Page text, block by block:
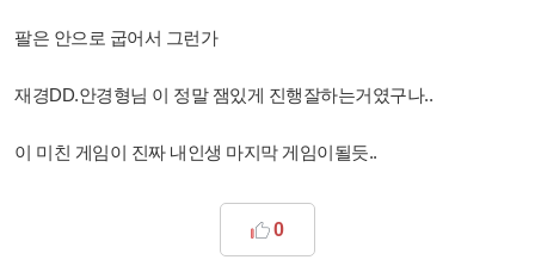
팔은 안으로 굽어서 그런가
재경DD.안경형님 이 정말 잼있게 진행잘하는거였구나..
이 미친 게임이 진짜 내인생 마지막 게임이될듯..
0